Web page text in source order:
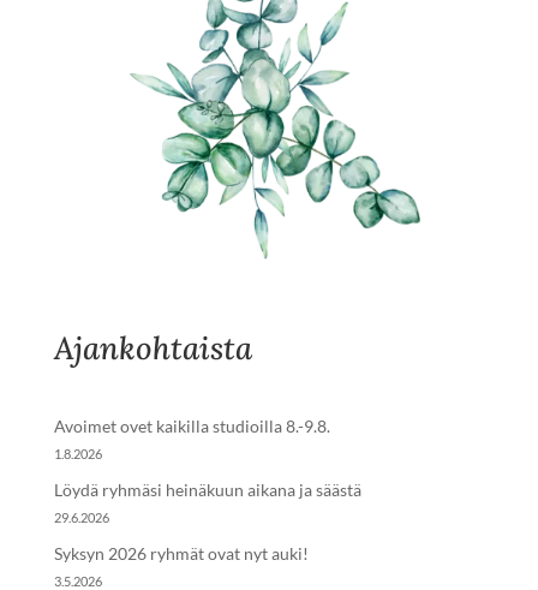
Ajankohtaista
Avoimet ovet kaikilla studioilla 8.-9.8.
1.8.2026
Löydä ryhmäsi heinäkuun aikana ja säästä
29.6.2026
Syksyn 2026 ryhmät ovat nyt auki!
3.5.2026